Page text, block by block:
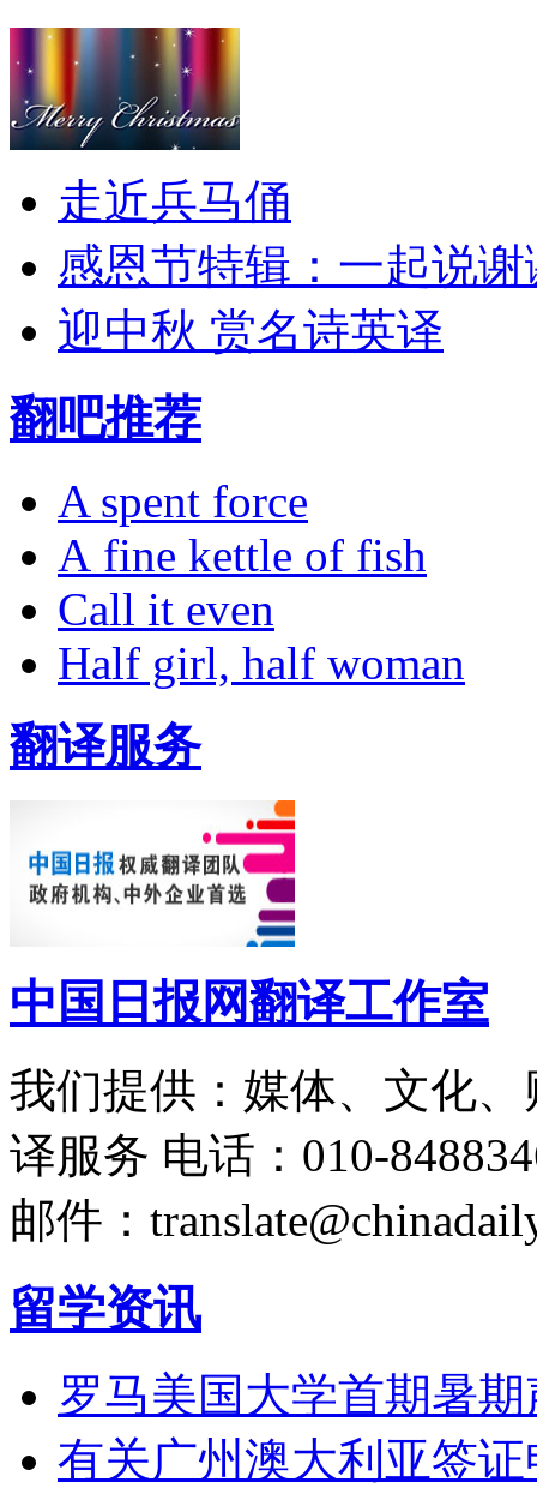
走近兵马俑
感恩节特辑：一起说谢
迎中秋 赏名诗英译
翻吧推荐
A spent force
A fine kettle of fish
Call it even
Half girl, half woman
翻译服务
中国日报网翻译工作室
我们提供：媒体、文化
译服务 电话：010-
邮件：
留学资讯
罗马美国大学首期暑
有关广州澳大利亚签